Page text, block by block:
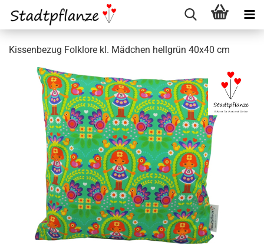
Kissenbezug Folklore kl. Mädchen hellgrün 40x40 cm